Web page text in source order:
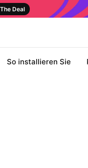
Deal
So installieren Sie